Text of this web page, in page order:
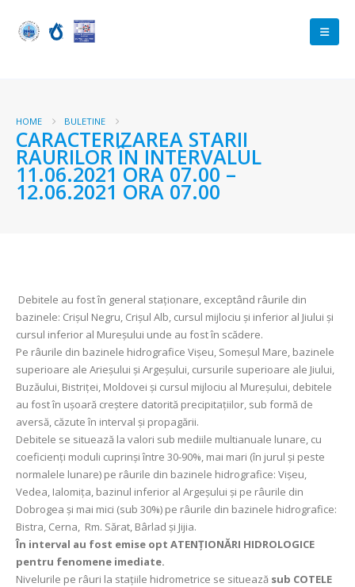
HOME BULETINE
CARACTERIZAREA STARII
RAURILOR ÎN INTERVALUL
11.06.2021 ORA 07.00 –
12.06.2021 ORA 07.00
Debitele au fost în general staționare, exceptând râurile din
bazinele: Crișul Negru, Crișul Alb, cursul mijlociu și inferior al Jiului și
cursul inferior al Mureșului unde au fost în scădere.
Pe râurile din bazinele hidrografice Vișeu, Someșul Mare, bazinele
superioare ale Arieșului și Argeșului, cursurile superioare ale Jiului,
Buzăului, Bistriței, Moldovei şi cursul mijlociu al Mureşului, debitele
au fost în ușoară creștere datorită precipitațiilor, sub formă de
aversă, căzute în interval și propagării.
Debitele se situează la valori sub mediile multianuale lunare, cu
coeficienţi moduli cuprinşi între 30-90%, mai mari (în jurul și peste
normalele lunare) pe râurile din bazinele hidrografice: Vișeu,
Vedea, Ialomița, bazinul inferior al Argeșului și pe râurile din
Dobrogea şi mai mici (sub 30%) pe râurile din bazinele hidrografice:
Bistra, Cerna, Rm. Sărat, Bârlad și Jijia.
În interval au fost emise opt ATENȚIONĂRI HIDROLOGICE
pentru fenomene imediate.
Nivelurile pe râuri la stațiile hidrometrice se situează sub COTELE